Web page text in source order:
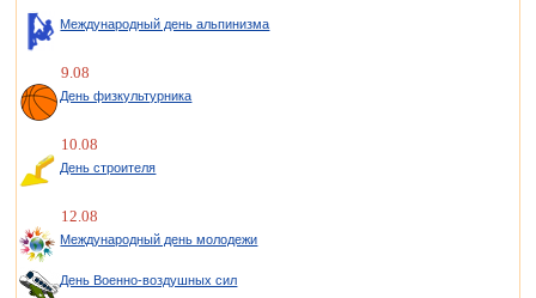
Международный день альпинизма
9.08
День физкультурника
10.08
День строителя
12.08
Международный день молодежи
День Военно-воздушных сил